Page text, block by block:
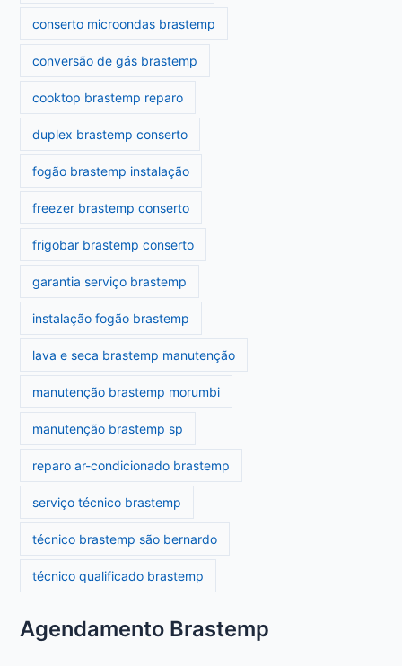
conserto microondas brastemp
conversão de gás brastemp
cooktop brastemp reparo
duplex brastemp conserto
fogão brastemp instalação
freezer brastemp conserto
frigobar brastemp conserto
garantia serviço brastemp
instalação fogão brastemp
lava e seca brastemp manutenção
manutenção brastemp morumbi
manutenção brastemp sp
reparo ar-condicionado brastemp
serviço técnico brastemp
técnico brastemp são bernardo
técnico qualificado brastemp
Agendamento Brastemp